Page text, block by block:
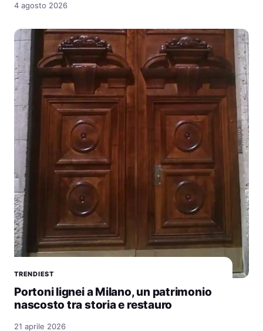
4 agosto 2026
TRENDIEST
Portoni lignei a Milano, un patrimonio
nascosto tra storia e restauro
21 aprile 2026